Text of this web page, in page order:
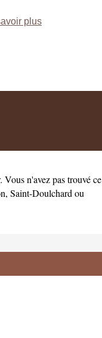
plus
. Vous n'avez pas trouvé ce
, Saint-Doulchard ou